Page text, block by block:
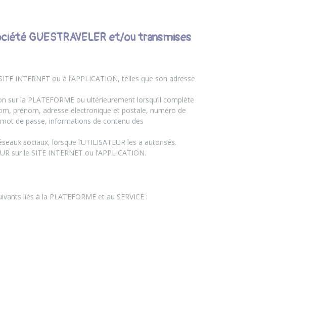
GUESTRAVELER et/ou transmises
INTERNET ou à l’APPLICATION, telles que son adresse
sur la PLATEFORME ou ultérieurement lorsqu’il complète
prénom, adresse électronique et postale, numéro de
de passe, informations de contenu des
sociaux, lorsque l’UTILISATEUR les a autorisés.
sur le SITE INTERNET ou l’APPLICATION.
liés à la PLATEFORME et au SERVICE :